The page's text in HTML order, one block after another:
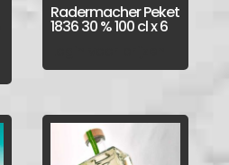
Radermacher Peket
1836 30 % 100 cl x 6